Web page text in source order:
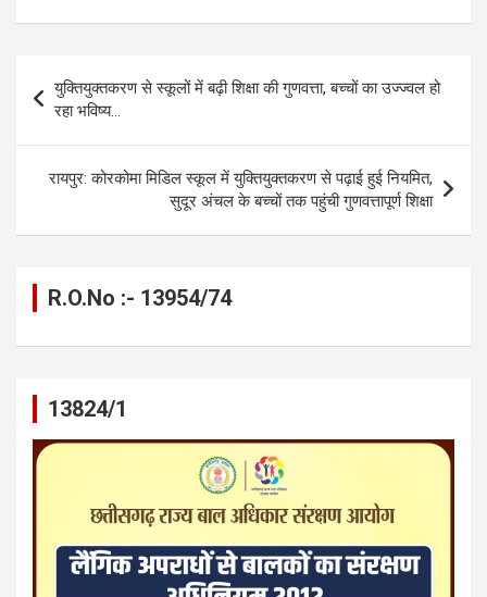
ce
b
o
o
k
se
g
er
at
A
p
p
e
gr
a
m
ail py
Li
n
k
ar
Post
navigation
युक्तियुक्तकरण से स्कूलों में बढ़ी शिक्षा की गुणवत्ता, बच्चों का उज्ज्वल हो
रहा भविष्य…
रायपुर: कोरकोमा मिडिल स्कूल में युक्तियुक्तकरण से पढ़ाई हुई नियमित,
सुदूर अंचल के बच्चों तक पहुंची गुणवत्तापूर्ण शिक्षा
R.O.No :- 13954/74
13824/1